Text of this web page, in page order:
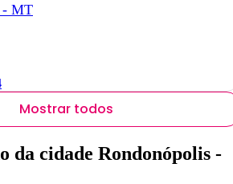
- MT
Mostrar todos
da cidade Rondonópolis -